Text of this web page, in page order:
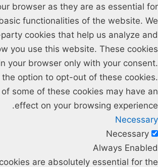
browser as they are as essential for
functionalities of the website. We
cookies that help us analyze and
you use this website. These cookies
your browser only with your consent.
the option to opt-out of these cookies.
some of these cookies may have an
effect on your browsing experience.
Necessary
Necessary
Always Enabled
are absolutely essential for the